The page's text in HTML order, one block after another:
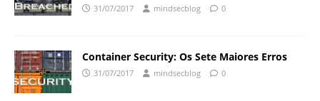
31/07/2017 mindsecblog 0
Container Security: Os Sete Maiores Erros
31/07/2017 mindsecblog 0